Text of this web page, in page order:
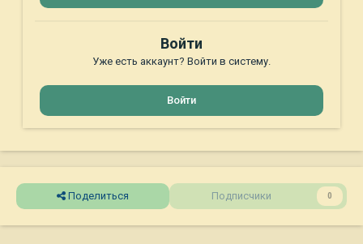
Войти
Уже есть аккаунт? Войти в систему.
Войти
Поделиться Подписчики 0